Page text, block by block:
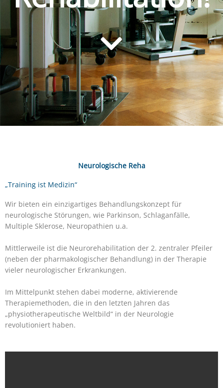
Neurologische Reha
„Training ist Medizin“
Wir bieten ein einzigartiges Behandlungskonzept für
neurologische Störungen, wie Parkinson, Schlaganfälle,
Multiple Sklerose, Neuropathien u.a.
Mittlerweile ist die Neurorehabilitation der 2. zentraler Pfeiler
(neben der pharmakologischer Behandlung) in der Therapie
vieler neurologischer Erkrankungen.
Im Mittelpunkt stehen dabei moderne, aktivierende
Therapiemethoden, die in den letzten Jahren das
„physiotherapeutische Weltbild“ in der Neurologie
revolutioniert haben.